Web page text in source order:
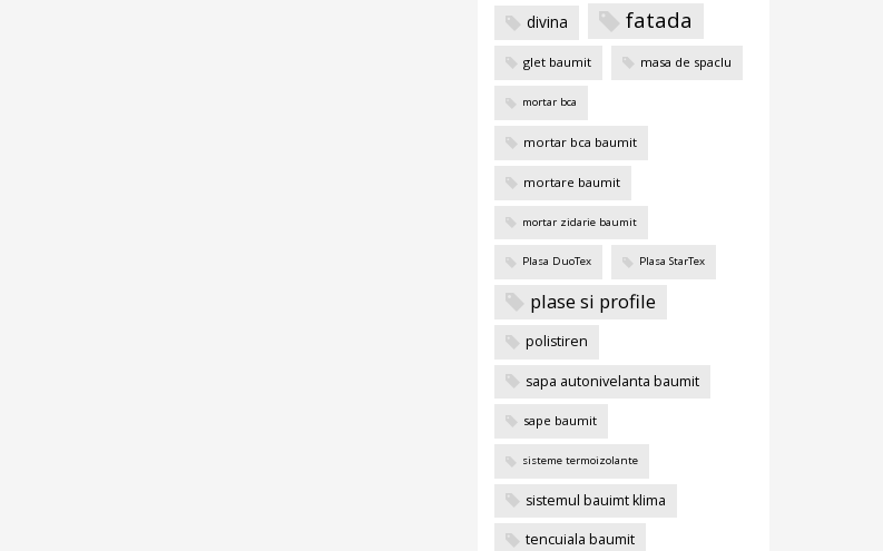
divina fatada
glet baumit masa de spaclu
mortar bca
mortar bca baumit
mortare baumit
mortar zidarie baumit
Plasa DuoTex Plasa StarTex
plase si profile
polistiren
sapa autonivelanta baumit
sape baumit
sisteme termoizolante
sistemul bauimt klima
tencuiala baumit